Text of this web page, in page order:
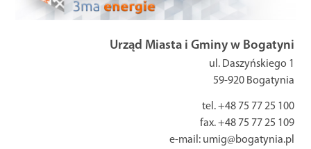
Urząd Miasta i Gminy w Bogatyni
ul. Daszyńskiego 1
59-920 Bogatynia
tel. +48 75 77 25 100
fax. +48 75 77 25 109
e-mail: umig@bogatynia.pl